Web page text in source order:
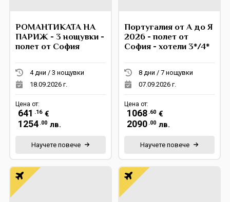
РОМАНТИКАТА НА
ПАРИЖ - 3 нощувки -
полет от София
4 дни / 3 нощувки
18.09.2026 г.
Цена от:
641 .16 €
1254 .00 лв.
Научете повече
Португалия от А до Я
2026 - полет от
София - хотели 3*/4*
8 дни / 7 нощувки
07.09.2026 г.
Цена от:
1068 .60 €
2090 .00 лв.
Научете повече